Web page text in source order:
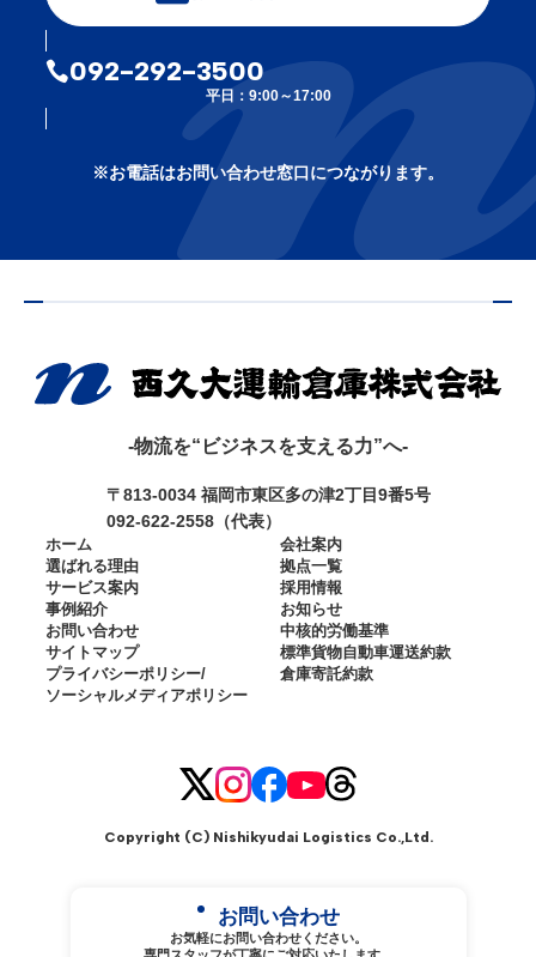
092-292-3500
平日：9:00～17:00
※お電話はお問い合わせ窓口につながります。
-物流を“ビジネスを支える力”へ-
〒813-0034 福岡市東区多の津2丁目9番5号
092-622-2558（代表）
ホーム
選ばれる理由
サービス案内
事例紹介
会社案内
拠点一覧
採用情報
お知らせ
お問い合わせ
サイトマップ
プライバシーポリシー/
ソーシャルメディアポリシー
中核的労働基準
標準貨物自動車運送約款
倉庫寄託約款
Copyright (C) Nishikyudai Logistics Co.,Ltd.
お問い合わせ
お気軽にお問い合わせください。